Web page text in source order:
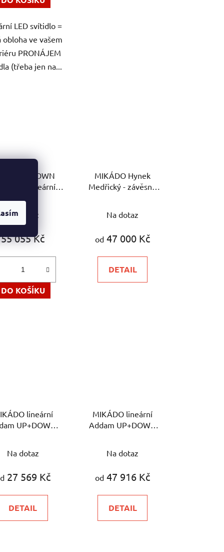
hvězdiček.
LED svítidlo =
obloha ve vašem
PRONÁJEM
(třeba jen na...
UP+DOWN
lineární
Na dotaz
55 055 Kč
DO KOŠÍKU
MIKÁDO Hynek
Medřický - závěsné
hodnocení
produktu
5,0
z
Na dotaz
od 47 000 Kč
DETAIL
lineární
UP+DOWN
hodnocení
produktu
5,0
z
Na dotaz
27 569 Kč
DETAIL
MIKÁDO lineární
Addam UP+DOWN
pro cirkadiánní rytmus
Na dotaz
od 47 916 Kč
DETAIL